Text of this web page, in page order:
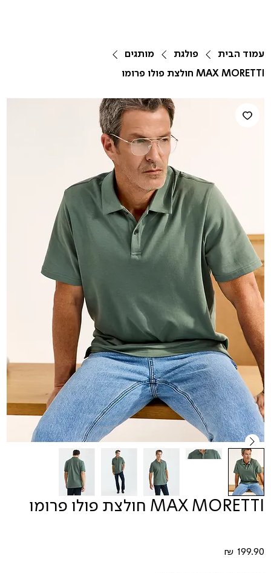
עמוד הבית פולגת
מותגים
MAX MORETTI חולצת פולו פרומו
MAX MORETTI חולצת פולו פרומו